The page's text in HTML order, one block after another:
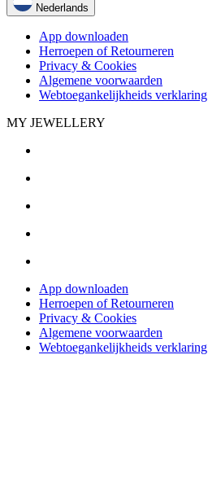
Nederlands
App downloaden
Herroepen of Retourneren
Privacy & Cookies
Algemene voorwaarden
Webtoegankelijkheids verklaring
MY JEWELLERY
App downloaden
Herroepen of Retourneren
Privacy & Cookies
Algemene voorwaarden
Webtoegankelijkheids verklaring